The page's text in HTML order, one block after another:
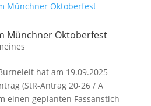
Münchner Oktoberfest
hat am 19.09.2025
(StR-Antrag 20-26 / A
einen geplanten Fassanstich